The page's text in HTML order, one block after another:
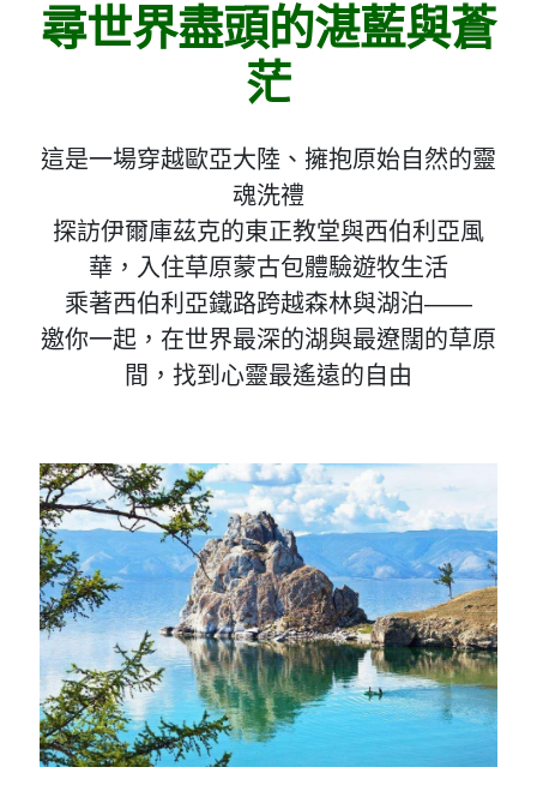
尋世界盡頭的湛藍與蒼
茫
這是一場穿越歐亞大陸、擁抱原始自然的靈
魂洗禮
探訪伊爾庫茲克的東正教堂與西伯利亞風
華，入住草原蒙古包體驗遊牧生活
乘著西伯利亞鐵路跨越森林與湖泊——
邀你一起，在世界最深的湖與最遼闊的草原
間，找到心靈最遙遠的自由